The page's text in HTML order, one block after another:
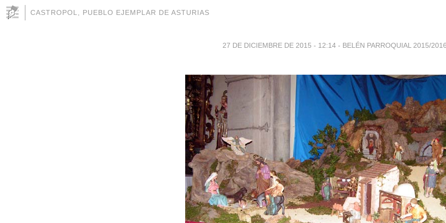
CASTROPOL, PUEBLO EJEMPLAR DE ASTURIAS
27 DE DICIEMBRE DE 2015 - 12:14 - BELÉN PARROQUIAL 2015/